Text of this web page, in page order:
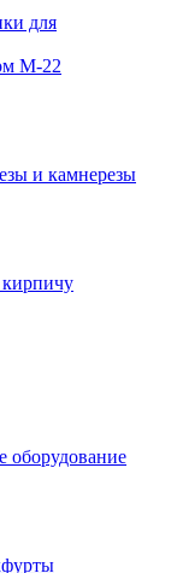
для
М-22
и камнерезы
оборудование